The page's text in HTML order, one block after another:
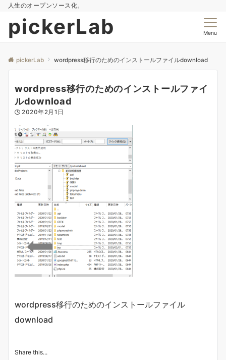
人生のオープンソース化。
pickerLab Menu
pickerLab wordpress移行のためのインストールファイルdownload
wordpress移行のためのインストールファイ
ルdownload
2020年2月1日
wordpress移行のためのインストールファイル
download
Share this...